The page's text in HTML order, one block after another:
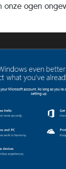
ogen